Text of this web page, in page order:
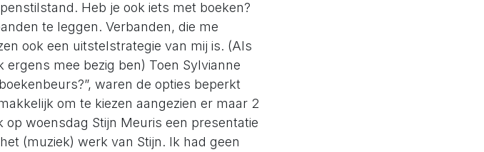
Heb je ook iets met boeken?
te leggen. Verbanden, die me
ook een uitstelstrategie van mij is. (Als
mee bezig ben) Toen Sylvianne
waren de opties beperkt
om te kiezen aangezien er maar 2
woensdag Stijn Meuris een presentatie
(muziek) werk van Stijn. Ik had geen